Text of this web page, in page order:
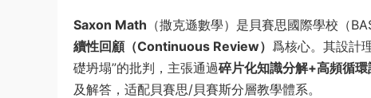
Saxon Math （撒克遜數學）是貝賽思國際學校（
續性回顧（Continuous Review）​ 爲核心。其設計
礎坍塌”的批判，主張通過碎片化知識分解+高頻循環
及解答，适配貝賽思/貝賽斯分層教學體系。